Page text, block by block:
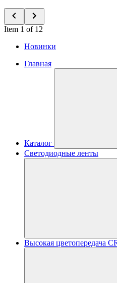
Item 1 of 12
Новинки
Главная
Каталог
Светодиодные ленты
Высокая цветопередача